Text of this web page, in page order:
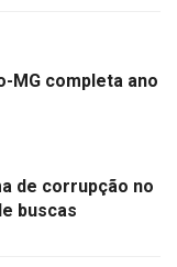
MG completa ano
de corrupção no
buscas